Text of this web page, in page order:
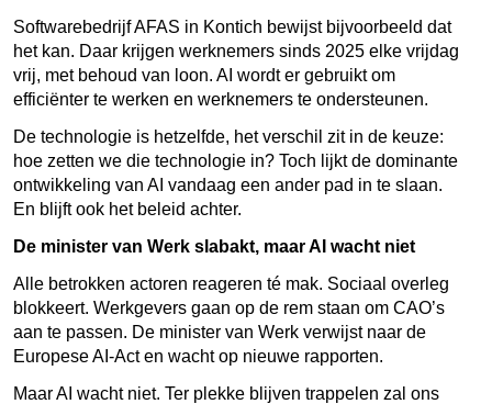
Softwarebedrijf AFAS in Kontich bewijst bijvoorbeeld dat
het kan. Daar krijgen werknemers sinds 2025 elke vrijdag
vrij, met behoud van loon. AI wordt er gebruikt om
efficiënter te werken en werknemers te ondersteunen.
De technologie is hetzelfde, het verschil zit in de keuze:
hoe zetten we die technologie in? Toch lijkt de dominante
ontwikkeling van AI vandaag een ander pad in te slaan.
En blijft ook het beleid achter.
De minister van Werk slabakt, maar AI wacht niet
Alle betrokken actoren reageren té mak. Sociaal overleg
blokkeert. Werkgevers gaan op de rem staan om CAO’s
aan te passen. De minister van Werk verwijst naar de
Europese AI-Act en wacht op nieuwe rapporten.
Maar AI wacht niet. Ter plekke blijven trappelen zal ons